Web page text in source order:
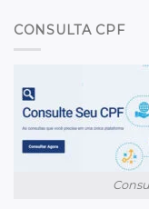
CONSULTA CPF